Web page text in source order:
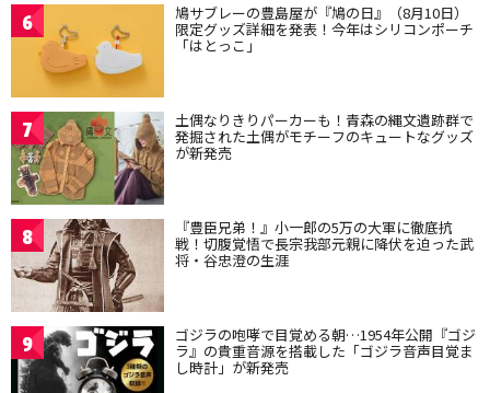
6 鳩サブレーの豊島屋が『鳩の日』（8月10日）
限定グッズ詳細を発表！今年はシリコンポーチ
「はとっこ」
7 土偶なりきりパーカーも！青森の縄文遺跡群で
発掘された土偶がモチーフのキュートなグッズ
が新発売
8 『豊臣兄弟！』小一郎の5万の大軍に徹底抗
戦！切腹覚悟で長宗我部元親に降伏を迫った武
将・谷忠澄の生涯
9 ゴジラの咆哮で目覚める朝…1954年公開『ゴジ
ラ』の貴重音源を搭載した「ゴジラ音声目覚ま
し時計」が新発売